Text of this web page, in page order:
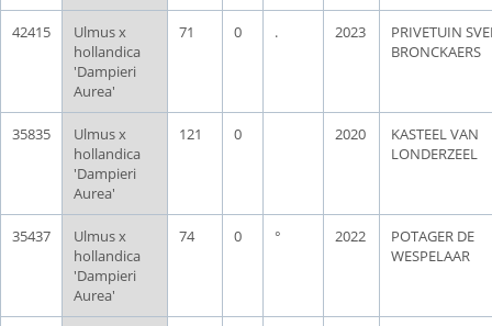
42415
Ulmus x
hollandica
'Dampieri
Aurea'
71 0 . 2023
PRIVETUIN
BRONCKAERS
35835
Ulmus x
hollandica
'Dampieri
Aurea'
121 0 2020
KASTEEL VAN
LONDERZEEL
35437
Ulmus x
hollandica
'Dampieri
Aurea'
74 0 ° 2022
POTAGER DE
WESPELAAR